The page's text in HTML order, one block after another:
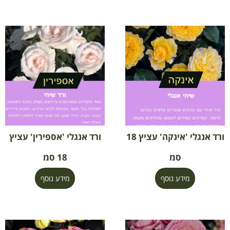
ורד אנגלי 'אינקה' עציץ 18
סמ
מידע נוסף
ורד אנגלי 'אספירין' עציץ
18 סמ
מידע נוסף